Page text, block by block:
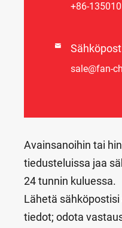
+86-

sale@fan-
Avainsanoihin tai
tiedusteluissa jaa
24 tunnin kuluessa.
Lähetä
tiedot; odota